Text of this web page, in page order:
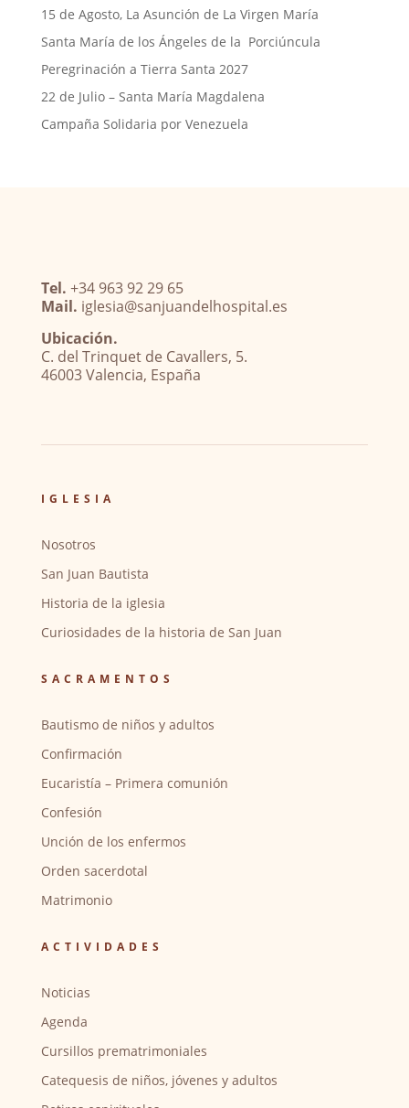
15 de Agosto, La Asunción de La Virgen María
Santa María de los Ángeles de la Porciúncula
Peregrinación a Tierra Santa 2027
22 de Julio – Santa María Magdalena
Campaña Solidaria por Venezuela
Tel. +34 963 92 29 65
Mail. iglesia@sanjuandelhospital.es
Ubicación.
C. del Trinquet de Cavallers, 5.
46003 Valencia, España
IGLESIA
Nosotros
San Juan Bautista
Historia de la iglesia
Curiosidades de la historia de San Juan
SACRAMENTOS
Bautismo de niños y adultos
Confirmación
Eucaristía – Primera comunión
Confesión
Unción de los enfermos
Orden sacerdotal
Matrimonio
ACTIVIDADES
Noticias
Agenda
Cursillos prematrimoniales
Catequesis de niños, jóvenes y adultos